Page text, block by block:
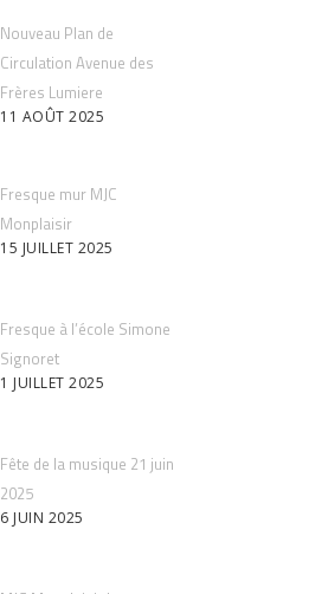
Nouveau Plan de
Circulation Avenue des
Frères Lumiere
11 AOÛT 2025
Fresque mur MJC
Monplaisir
15 JUILLET 2025
Fresque à l’école Simone
Signoret
1 JUILLET 2025
Fête de la musique 21 juin
2025
6 JUIN 2025